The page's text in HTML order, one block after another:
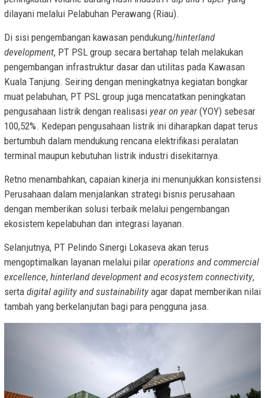
dilayani melalui Pelabuhan Perawang (Riau).
Di sisi pengembangan kawasan pendukung/hinterland
development, PT PSL group secara bertahap telah melakukan
pengembangan infrastruktur dasar dan utilitas pada Kawasan
Kuala Tanjung. Seiring dengan meningkatnya kegiatan bongkar
muat pelabuhan, PT PSL group juga mencatatkan peningkatan
pengusahaan listrik dengan realisasi year on year(YOY) sebesar
100,52%. Kedepan pengusahaan listrik ini diharapkan dapat terus
bertumbuh dalam mendukung rencana elektrifikasi peralatan
terminal maupun kebutuhan listrik industri disekitarnya.
Retno menambahkan, capaian kinerja ini menunjukkan konsistensi
Perusahaan dalam menjalankan strategi bisnis perusahaan
dengan memberikan solusi terbaik melalui pengembangan
ekosistem kepelabuhan dan integrasi layanan.
Selanjutnya, PT Pelindo Sinergi Lokaseva akan terus
mengoptimalkan layanan melalui pilar operations and commercial
excellence, hinterland development and ecosystem connectivity,
serta digital agility and sustainability agar dapat memberikan nilai
tambah yang berkelanjutan bagi para pengguna jasa.